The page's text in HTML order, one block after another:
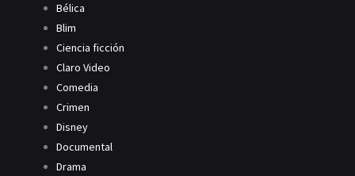
Bélica
Blim
Ciencia ficción
Claro Video
Comedia
Crimen
Disney
Documental
Drama